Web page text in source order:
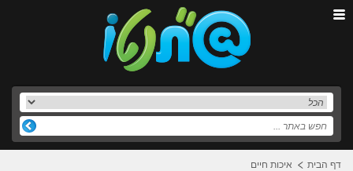
דף הבית איכות חיים